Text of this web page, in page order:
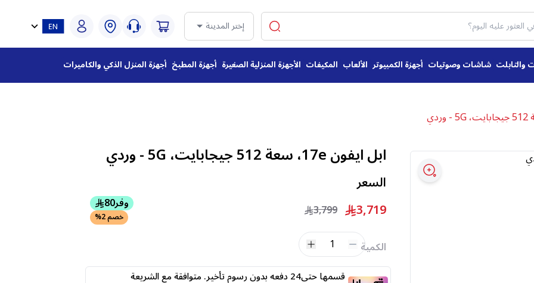
إختر المدينة
والتابلت شاشات وصوتيات أجهزة الكمبيوتر الألعاب المكيفات الأجهزة المنزلية الصغيرة أجهزة المطبخ أجهزة المنزل الذكي والكاميرات
ابل ايفون 17e، سعة 512 جيجابايت، 5G - وردي
السعر
3,719
3,799 وفر80
خصم 2%
الكمية 1
قسمها حتى24 دفعه بدون رسوم تأخير. متوافقة مع الشريعة